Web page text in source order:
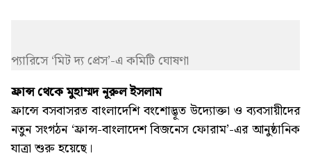
প্যারিসে ‘মিট দ্য প্রেস’-এ কমিটি ঘোষণা
ফ্রান্স থেকে মুহাম্মদ নূরুল ইসলাম
ফ্রান্সে বসবাসরত বাংলাদেশি বংশোদ্ভূত উদ্যোক্তা ও ব্যবসায়ীদের
নতুন সংগঠন ‘ফ্রান্স-বাংলাদেশ বিজনেস ফোরাম’-এর আনুষ্ঠানিক
যাত্রা শুরু হয়েছে।